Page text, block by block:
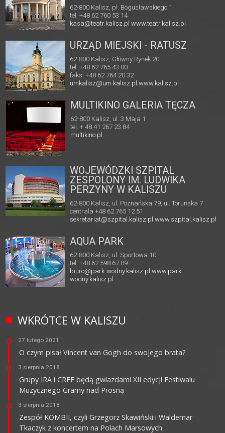
62-800 Kalisz, pl. Bogusławskiego 1
tel. +48 62 760 53 14
kasa@teatr.kalisz.pl www.teatr.kalisz.pl
URZĄD MIEJSKI - RATUSZ
62-800 Kalisz, Główny Rynek 20
tel. +48 62 765 43 00
faks: +48 62 764 20 32
umkalisz@um.kalisz.plwww.kalisz.pl
MULTIKINO GALERIA TĘCZA
62-800 Kalisz, ul. 3 Maja 1
tel. + 48 41 267 23 84
multikino.pl
WOJEWÓDZKI SZPITAL
ZESPOLONY IM. LUDWIKA
PERZYNY W KALISZU
62-800 Kalisz, ul. Poznańska 79, ul. Toruńska 7
centrala +48 62 765 12 51
sekretariat@szpital.kalisz.pl www.szpital.kalisz.pl
AQUA PARK
62-800 Kalisz, ul. Sportowa 10
tel. +48 62 598 67 09
biuro@park-wodny.kalisz.pl www.park-
wodny.kalisz.pl
WKRÓTCE W KALISZU
27 lutego 2021
O czym pisał Vincent van Gogh do swojego brata?
3 sierpnia 2018
Grupy IRA i CREE będą gwiazdami XII edycji Festiwalu
Muzycznego Gramy nad Prosną
3 sierpnia 2018
Zespół KOMBII, czyli Grzegorz Skawiński i Waldemar
Tkaczyk z koncertem na Polach Marsowych